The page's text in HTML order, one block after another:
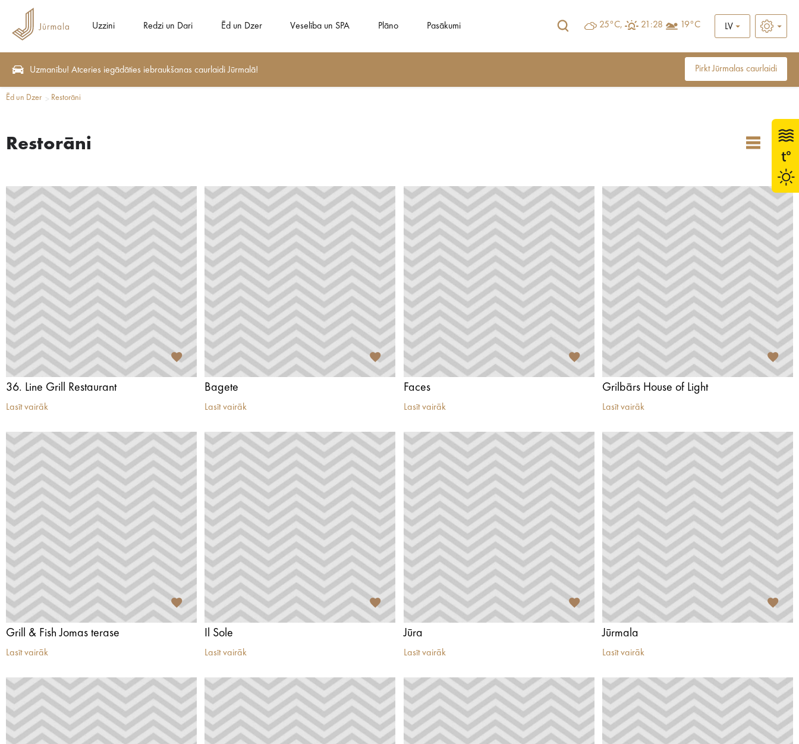
Uzzini Redzi un Dari Ēd un Dzer Veselība un SPA Plāno Pasākumi 25°C, 21:28 19°C LV
Uzmanību! Atceries iegādāties iebraukšanas caurlaidi Jūrmalā! Pirkt Jūrmalas caurlaidi
Ēd un Dzer Restorāni
Restorāni
36. Line Grill Restaurant
Lasīt vairāk
Bagete
Lasīt vairāk
Faces
Lasīt vairāk
Grilbārs House of Light
Lasīt vairāk
Grill & Fish Jomas terase
Lasīt vairāk
Il Sole
Lasīt vairāk
Jūra
Lasīt vairāk
Jūrmala
Lasīt vairāk